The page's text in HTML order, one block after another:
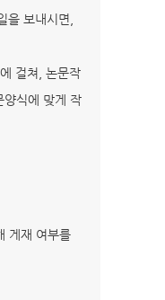
보내시면,
걸쳐, 논문작
양식에 맞게 작
게재 여부를